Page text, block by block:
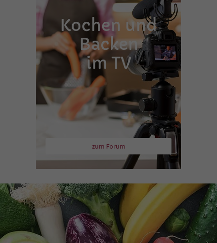
Kochen und
Backen
im TV
zum Forum